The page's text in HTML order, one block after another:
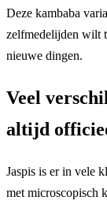
Deze kambaba
zelfmedelijden wilt
nieuwe dingen.
Veel
altijd
Jaspis is er in vele
met microscopisch